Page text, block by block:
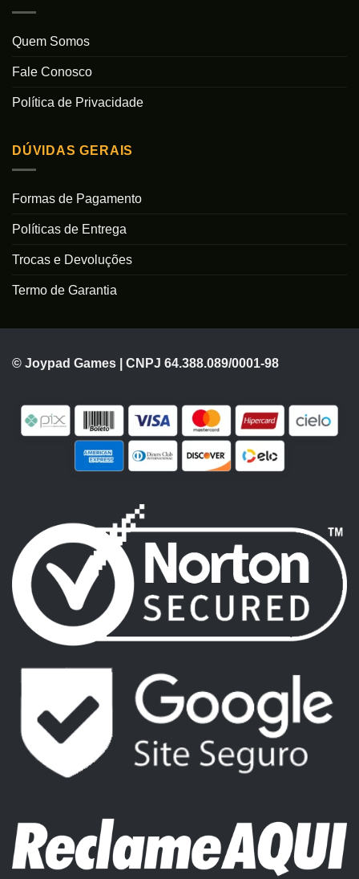
Quem Somos
Fale Conosco
Política de Privacidade
DÚVIDAS GERAIS
Formas de Pagamento
Políticas de Entrega
Trocas e Devoluções
Termo de Garantia
© Joypad Games | CNPJ 64.388.089/0001-98